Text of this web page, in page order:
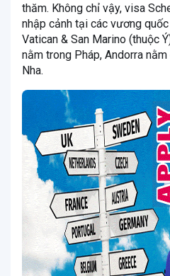
thăm. Không chỉ vậy, visa
nhập cảnh tại các vương
Vatican & San Marino (thuộc
nằm trong Pháp, Andorra
Nha.